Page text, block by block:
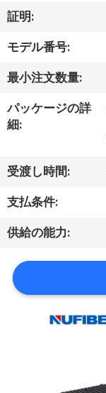
私
達
つ
て
工
場
旅
証明:
モデル番号:
最小注文数量:
パッケージの詳
細:
受渡し時間:
支払条件:
供給の能力: